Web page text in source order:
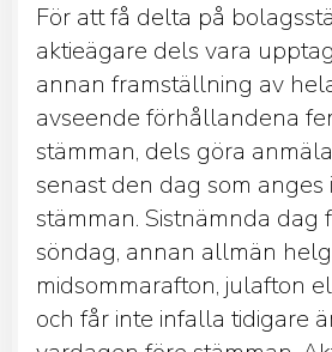
För att få delta på
aktieägare dels vara
annan framställning av
avseende förhållandena
stämman, dels göra
senast den dag som
stämman. Sistnämnda dag
söndag, annan allmän
midsommarafton, julafton
och får inte infalla tidigare